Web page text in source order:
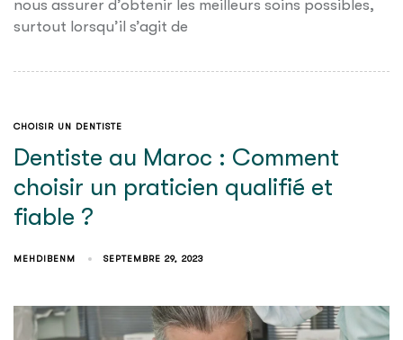
nous assurer d’obtenir les meilleurs soins possibles,
surtout lorsqu’il s’agit de
CHOISIR UN DENTISTE
Dentiste au Maroc : Comment
choisir un praticien qualifié et
fiable ?
MEHDIBENM SEPTEMBRE 29, 2023